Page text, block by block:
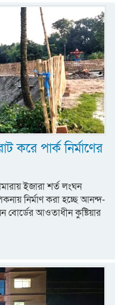
করে পার্ক নির্মাণের
ইজারা শর্ত লংঘন
নির্মাণ করা হচ্ছে আনন্দ-
বোর্ডের আওতাধীন কুষ্টিয়ার